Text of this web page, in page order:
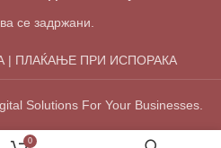
се задржани.
| ПЛАЌАЊЕ ПРИ ИСПОРАКА
Solutions For Your Businesses.
0